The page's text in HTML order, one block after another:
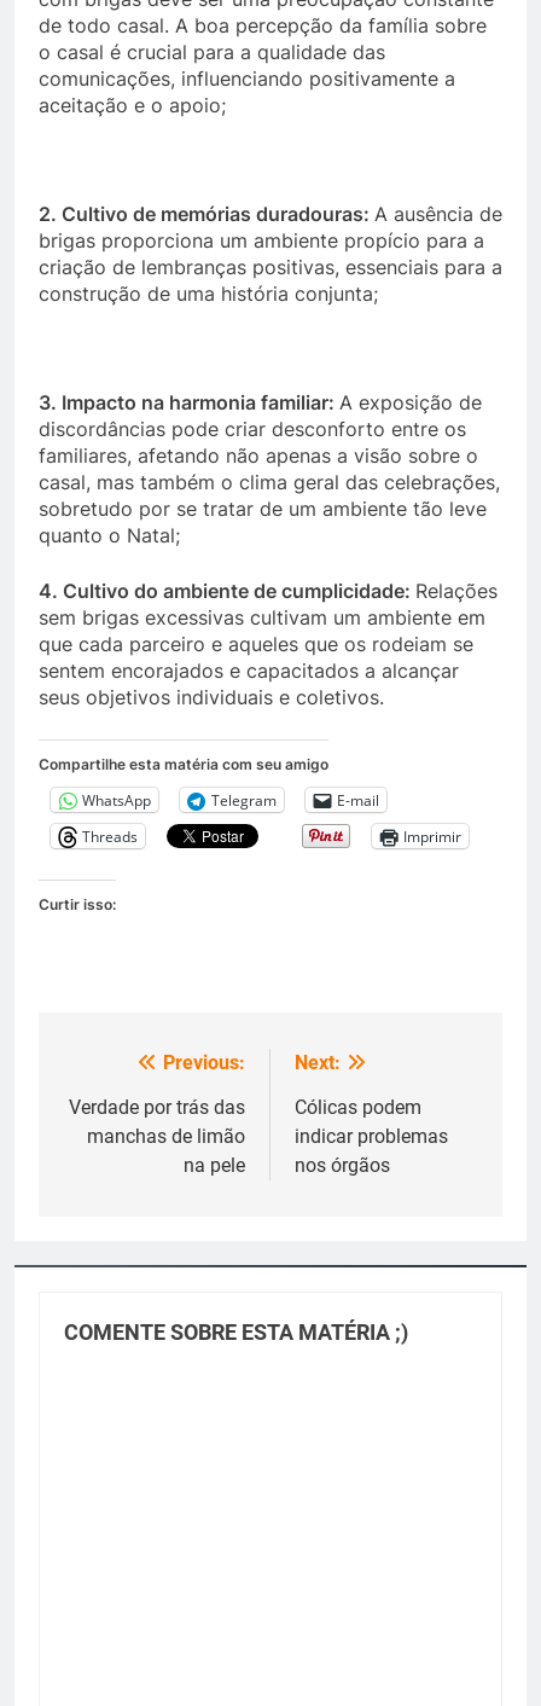
de todo casal. A boa percepção da família sobre
o casal é crucial para a qualidade das
comunicações, influenciando positivamente a
aceitação e o apoio;
2. Cultivo de memórias duradouras: A ausência de
brigas proporciona um ambiente propício para a
criação de lembranças positivas, essenciais para a
construção de uma história conjunta;
3. Impacto na harmonia familiar: A exposição de
discordâncias pode criar desconforto entre os
familiares, afetando não apenas a visão sobre o
casal, mas também o clima geral das celebrações,
sobretudo por se tratar de um ambiente tão leve
quanto o Natal;
4. Cultivo do ambiente de cumplicidade: Relações
sem brigas excessivas cultivam um ambiente em
que cada parceiro e aqueles que os rodeiam se
sentem encorajados e capacitados a alcançar
seus objetivos individuais e coletivos.
Compartilhe esta matéria com seu amigo
WhatsApp Telegram
E-mail
Threads
Imprimir
Curtir isso:
Navegação
de
Previous:
Verdade por trás das
manchas de limão
na pele
Next:
Cólicas podem
indicar problemas
nos órgãos
COMENTE SOBRE ESTA MATÉRIA ;)